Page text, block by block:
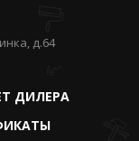
д.64
ДИЛЕРА